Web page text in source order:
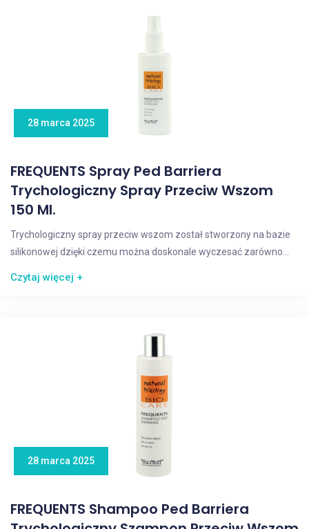
28 marca 2025
FREQUENTS Spray Ped Barriera
Trychologiczny Spray Przeciw Wszom
150 Ml.
Trychologiczny spray przeciw wszom został stworzony na bazie
silikonowej dzięki czemu można doskonale wyczesać zarówno...
Czytaj więcej +
28 marca 2025
FREQUENTS Shampoo Ped Barriera